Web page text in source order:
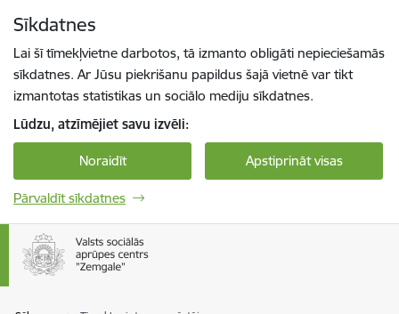
Sīkdatnes
Lai šī tīmekļvietne darbotos, tā izmanto obligāti nepieciešamās
sīkdatnes. Ar Jūsu piekrišanu papildus šajā vietnē var tikt
izmantotas statistikas un sociālo mediju sīkdatnes.
Lūdzu, atzīmējiet savu izvēli:
Noraidīt Apstiprināt visas
Pārvaldīt sīkdatnes